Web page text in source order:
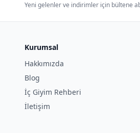
Yeni gelenler ve indirimler için bültene
Kurumsal
Hakkımızda
Blog
İç Giyim Rehberi
İletişim